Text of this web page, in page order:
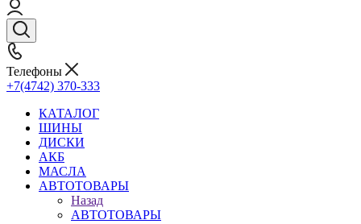
Телефоны
+7(4742) 370-333
КАТАЛОГ
ШИНЫ
ДИСКИ
АКБ
МАСЛА
АВТОТОВАРЫ
Назад
АВТОТОВАРЫ